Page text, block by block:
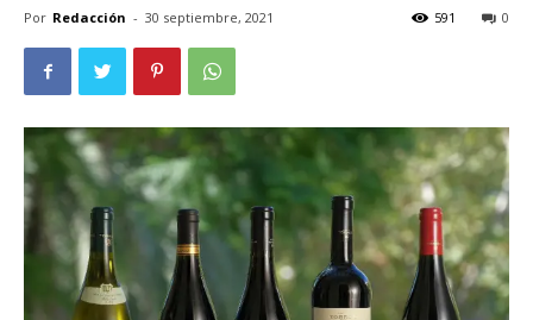
Por Redacción - 30 septiembre, 2021 0
591